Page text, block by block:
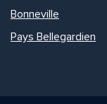
Bonneville
Pays Bellegardien